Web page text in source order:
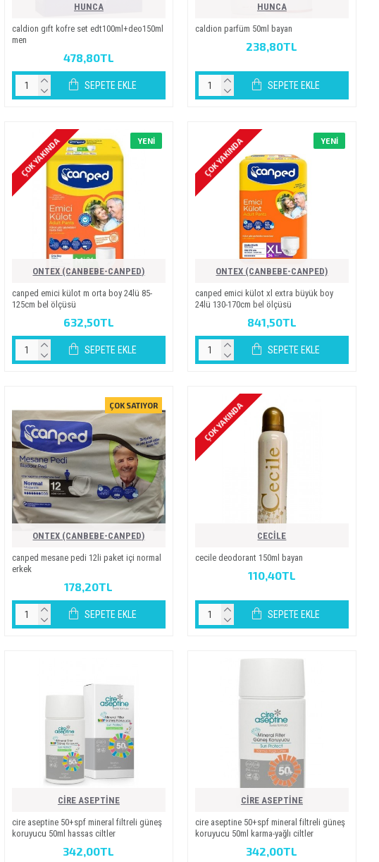
HUNCA
caldi̇on gift kofre set edt100ml+deo150ml
men
478,80TL
SEPETE EKLE
HUNCA
caldi̇on parfüm 50ml bayan
238,80TL
SEPETE EKLE
YENI
ÇOK YAKINDA
ONTEX (CANBEBE-CANPED)
canped emi̇ci̇ külot m orta boy 24lü 85-
125cm bel ölçüsü
632,50TL
SEPETE EKLE
YENI
ÇOK YAKINDA
ONTEX (CANBEBE-CANPED)
canped emi̇ci̇ külot xl extra büyük boy
24lü 130-170cm bel ölçüsü
841,50TL
SEPETE EKLE
ÇOK SATIYOR
ONTEX (CANBEBE-CANPED)
canped mesane pedi̇ 12li̇ paket i̇çi̇ normal
erkek
178,20TL
SEPETE EKLE
ÇOK YAKINDA
CECİLE
ceci̇le deodorant 150ml bayan
110,40TL
SEPETE EKLE
CİRE ASEPTİNE
ci̇re asepti̇ne 50+spf mi̇neral fi̇ltreli̇ güneş
koruyucu 50ml hassas ci̇ltler
342,00TL
CİRE ASEPTİNE
ci̇re asepti̇ne 50+spf mi̇neral fi̇ltreli̇ güneş
koruyucu 50ml karma-yağli ci̇ltler
342,00TL